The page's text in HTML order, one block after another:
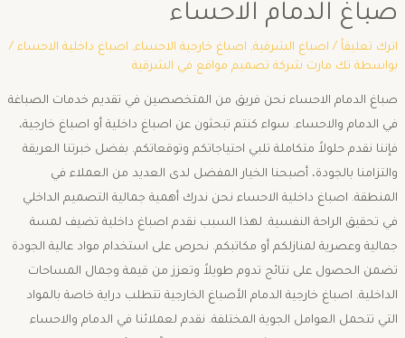
صباغ الدمام الاحساء
اترك تعليقاً / اصباغ الشرقية, اصباغ خارجية الاحساء, اصباغ داخلية الاحساء/
بواسطة تك مارت شركة تصميم مواقع في الشرقية
صباغ الدمام الاحساء نحن فريق من المتخصصين في تقديم خدمات الصباغة
في الدمام والاحساء. سواء كنتم تبحثون عن اصباغ داخلية أو اصباغ خارجية،
فإننا نقدم حلولاً متكاملة تلبي احتياجاتكم وتوقعاتكم. بفضل خبرتنا العريقة
والتزامنا بالجودة، أصبحنا الخيار المفضل لدى العديد من العملاء في
المنطقة. اصباغ داخلية الاحساء نحن ندرك أهمية جمالية التصميم الداخلي
في تحقيق الراحة النفسية. لهذا السبب نقدم اصباغ داخلية تضيف لمسة
جمالية وعصرية لمنازلكم أو مكاتبكم. نحرص على استخدام مواد عالية الجودة
تضمن الحصول على نتائج تدوم طويلاً وتعزز من قيمة وجمال المساحات
الداخلية. اصباغ خارجية الدمام الأصباغ الخارجية تتطلب دراية خاصة بالمواد
التي تتحمل العوامل الجوية المختلفة. نقدم لعملائنا في الدمام والاحساء